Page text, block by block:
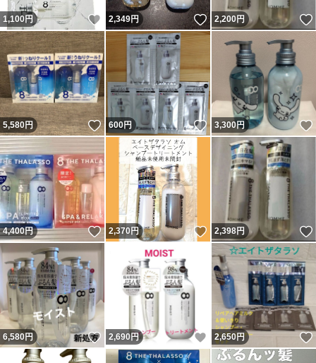
1,100円 いいね！
2,349円 いいね！
2,200円
5,580円 いいね！
600円 いいね！
3,300円
4,400円 いいね！
2,370 円 いいね！
2,398円
6,580円 いいね！
2,690円 いいね！
2,650円